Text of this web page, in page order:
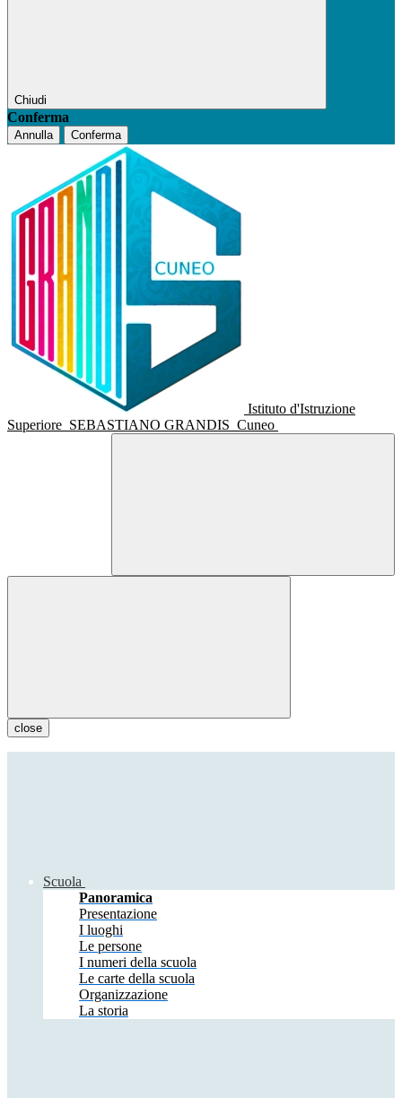
Chiudi
Conferma
Annulla Conferma
Istituto d'Istruzione
Superiore SEBASTIANO GRANDIS Cuneo
close
Scuola
Panoramica
Presentazione
I luoghi
Le persone
I numeri della scuola
Le carte della scuola
Organizzazione
La storia